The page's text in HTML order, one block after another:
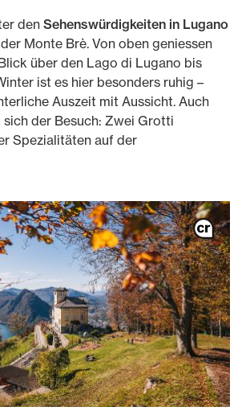
den Sehenswürdigkeiten in Lugano
Monte Brè. Von oben geniessen
über den Lago di Lugano bis
ist es hier besonders ruhig –
Auszeit mit Aussicht. Auch
der Besuch: Zwei Grotti
Spezialitäten auf der